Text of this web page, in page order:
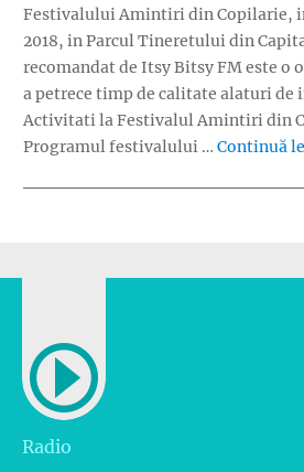
Festivalului Amintiri din Copilarie,
2018, in Parcul Tineretului din
recomandat de Itsy Bitsy FM este o
a petrece timp de calitate alaturi de
Activitati la Festivalul Amintiri din
Programul festivalului … Continuă
Radio